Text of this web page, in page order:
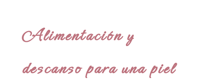
Alimentación y
descanso para una piel